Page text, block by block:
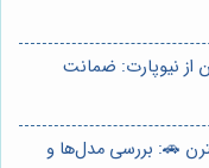
از نیوپارت: ضمانت
🚗: بررسی مدل‌ها و